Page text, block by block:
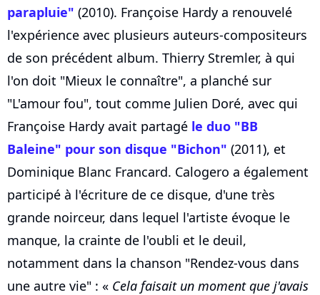
parapluie" (2010). Françoise Hardy a renouvelé
l'expérience avec plusieurs auteurs-compositeurs
de son précédent album. Thierry Stremler, à qui
l'on doit "Mieux le connaître", a planché sur
"L'amour fou", tout comme Julien Doré, avec qui
Françoise Hardy avait partagé le duo "BB
Baleine" pour son disque "Bichon" (2011), et
Dominique Blanc Francard. Calogero a également
participé à l'écriture de ce disque, d'une très
grande noirceur, dans lequel l'artiste évoque le
manque, la crainte de l'oubli et le deuil,
notamment dans la chanson "Rendez-vous dans
une autre vie" : « Cela faisait un moment que j'avais